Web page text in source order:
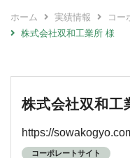
ホーム 実績情報
コー
株式会社双和工業所 様
株式会社双和工
https://
コーポレートサイト